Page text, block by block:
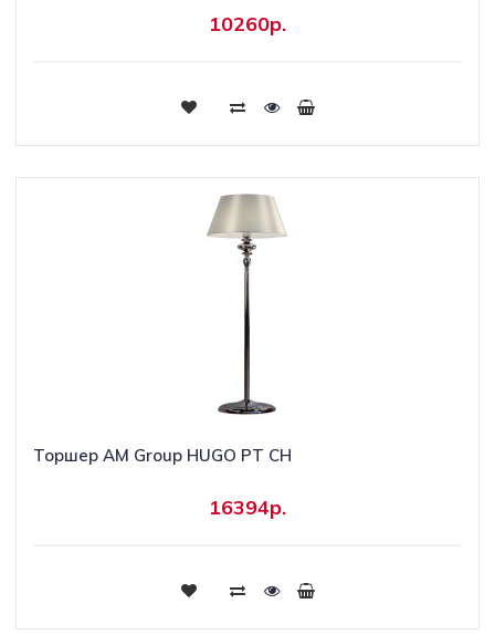
10260р.
Купить
Торшер AM Group HUGO PT CH
16394р.
Купить